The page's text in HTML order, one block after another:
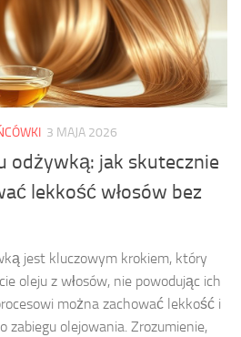
3 MAJA 2026
odżywką: jak skutecznie
lekkość włosów bez
jest kluczowym krokiem, który
oleju z włosów, nie powodując ich
można zachować lekkość i
zabiegu olejowania. Zrozumienie,